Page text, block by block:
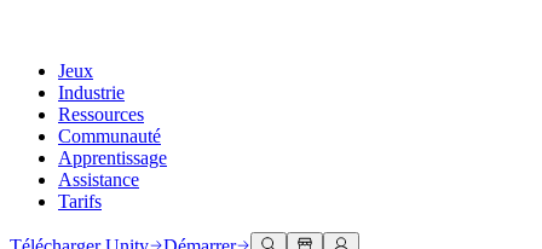
Jeux
Industrie
Ressources
Communauté
Apprentissage
Assistance
Tarifs